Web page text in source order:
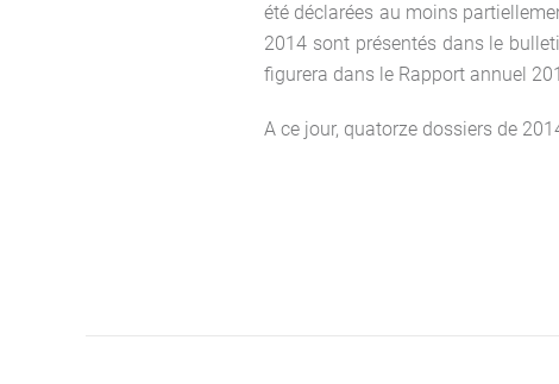
été déclarées au moins
2014 sont présentés dans le
figurera dans le Rapport annuel
A ce jour, quatorze dossiers de